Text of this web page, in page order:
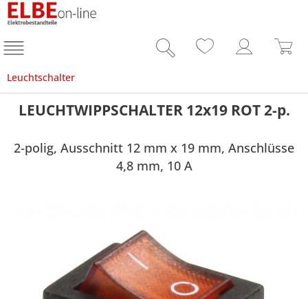
Leuchtschalter
LEUCHTWIPPSCHALTER 12x19 ROT 2-p.
2-polig, Ausschnitt 12 mm x 19 mm, Anschlüsse
4,8 mm, 10 A